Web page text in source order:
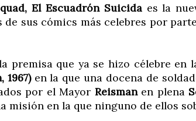
El Escuadrón Suicidaes la
sus cómics más celebres por
premisa que ya se hizo célebre en
en la que una docena de
por el Mayor Reismanen plena
misión en la que ninguno de ellos